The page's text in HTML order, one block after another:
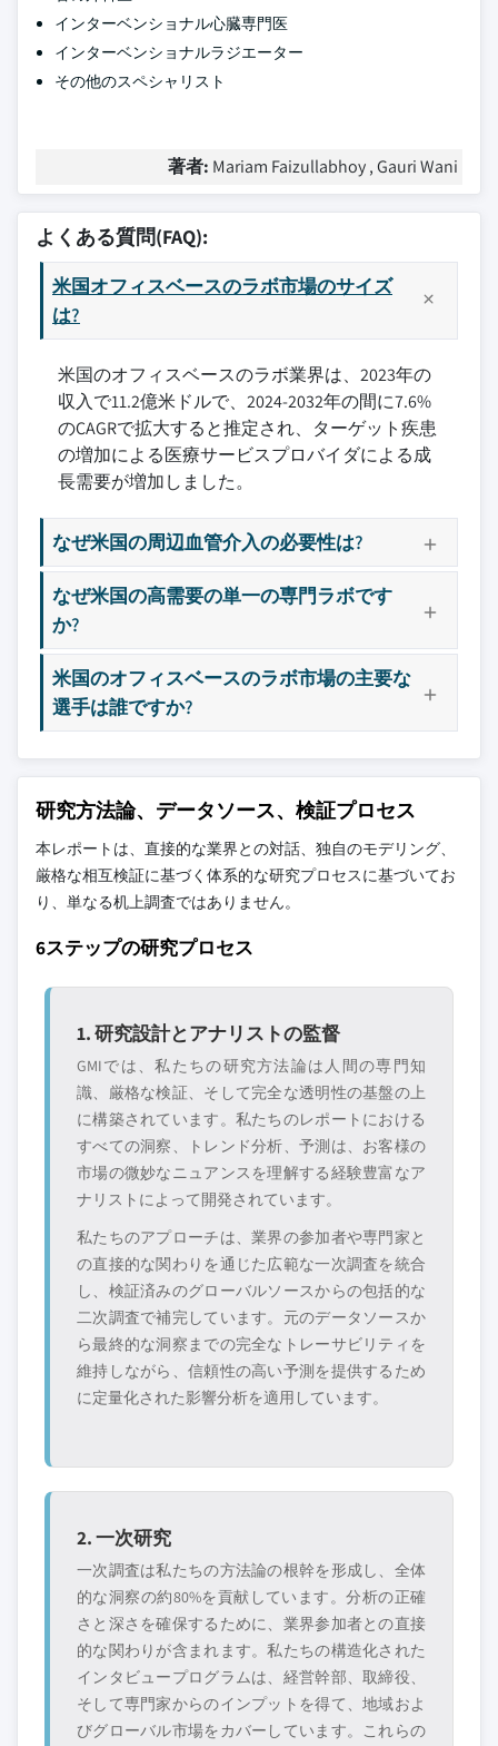
インターベンショナル心臓専門医
インターベンショナルラジエーター
その他のスペシャリスト
著者: Mariam Faizullabhoy , Gauri Wani
よくある質問(FAQ):
米国オフィスベースのラボ市場のサイズ
は?
米国のオフィスベースのラボ業界は、2023年の
収入で11.2億米ドルで、2024-2032年の間に7.6%
のCAGRで拡大すると推定され、ターゲット疾患
の増加による医療サービスプロバイダによる成
長需要が増加しました。
なぜ米国の周辺血管介入の必要性は?
なぜ米国の高需要の単一の専門ラボです
か?
米国のオフィスベースのラボ市場の主要な
選手は誰ですか?
研究方法論、データソース、検証プロセス
本レポートは、直接的な業界との対話、独自のモデリング、
厳格な相互検証に基づく体系的な研究プロセスに基づいてお
り、単なる机上調査ではありません。
6ステップの研究プロセス
1. 研究設計とアナリストの監督
GMIでは、私たちの研究方法論は人間の専門知
識、厳格な検証、そして完全な透明性の基盤の上
に構築されています。私たちのレポートにおける
すべての洞察、トレンド分析、予測は、お客様の
市場の微妙なニュアンスを理解する経験豊富なア
ナリストによって開発されています。
私たちのアプローチは、業界の参加者や専門家と
の直接的な関わりを通じた広範な一次調査を統合
し、検証済みのグローバルソースからの包括的な
二次調査で補完しています。元のデータソースか
ら最終的な洞察までの完全なトレーサビリティを
維持しながら、信頼性の高い予測を提供するため
に定量化された影響分析を適用しています。
2. 一次研究
一次調査は私たちの方法論の根幹を形成し、全体
的な洞察の約80%を貢献しています。分析の正確
さと深さを確保するために、業界参加者との直接
的な関わりが含まれます。私たちの構造化された
インタビュープログラムは、経営幹部、取締役、
そして専門家からのインプットを得て、地域およ
びグローバル市場をカバーしています。これらの